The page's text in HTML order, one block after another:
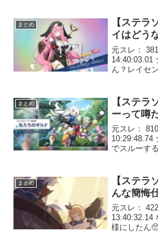
まとめ
【ステラ
イはどう
元スレ：
14:40:03.01
ん？レイセ
386: 名無し
まとめ
【ステラ
ーって噂
元スレ：
10:29:48.74
でスルーす
まとめ
【ステラ
んな簡悔
元スレ：
13:40:32.14
様にしたん